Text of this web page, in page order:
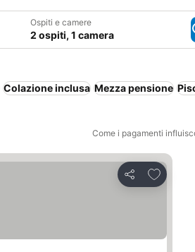
Ospiti e camere
2 ospiti, 1 camera
Colazione inclusa Mezza pensione
Come i pagamenti
Condividi